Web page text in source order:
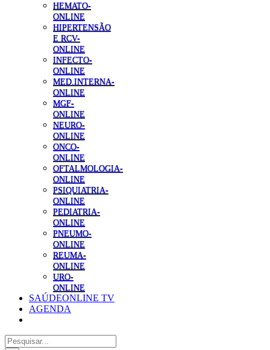
HEMATO-
ONLINE
HIPERTENSÃO
E RCV-
ONLINE
INFECTO-
ONLINE
MED.INTERNA-
ONLINE
MGF-
ONLINE
NEURO-
ONLINE
ONCO-
ONLINE
OFTALMOLOGIA-
ONLINE
PSIQUIATRIA-
ONLINE
PEDIATRIA-
ONLINE
PNEUMO-
ONLINE
REUMA-
ONLINE
URO-
ONLINE
SAÚDEONLINE TV
AGENDA
Pesquisar